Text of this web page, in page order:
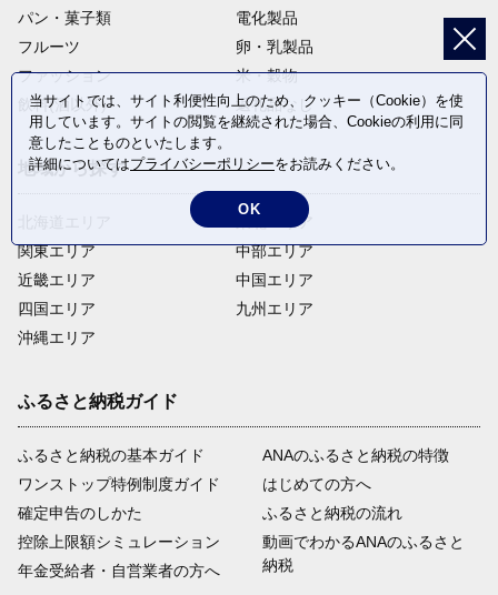
パン・菓子類
電化製品
フルーツ
卵・乳製品
ファッション
米・穀物
飲料(酒以外)
返礼品なし
地域から探す
関東エリア
近畿エリア
四国エリア
沖縄エリア
東北エリア
中部エリア
中国エリア
九州エリア
ふるさと納税ガイド
ふるさと納税の基本ガイド
ワンストップ特例制度ガイド
確定申告のしかた
控除上限額シミュレーション
年金受給者・自営業者の方へ
ANAのふるさと納税の特徴
はじめての方へ
ふるさと納税の流れ
動画でわかるANAのふるさと
納税
当サイトでは、サイト利便性向上のため、クッキー（Cookie）を使
用しています。サイトの閲覧を継続された場合、Cookieの利用に同
意したことものといたします。
詳細についてはプライバシーポリシーをお読みください。
OK